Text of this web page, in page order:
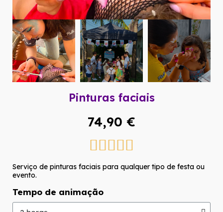
Pinturas faciais
74,90 €

Serviço de pinturas faciais para qualquer tipo de festa ou
evento.
Tempo de animação